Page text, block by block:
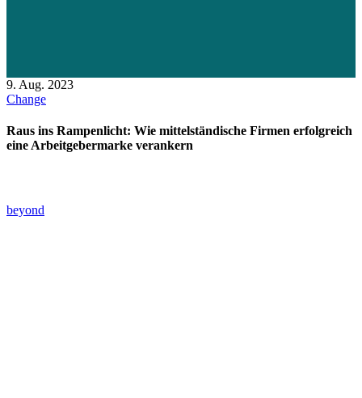
9. Aug. 2023
Change
Raus ins Rampenlicht: Wie mittelständische Firmen erfolgreich
eine Arbeitgebermarke verankern
beyond